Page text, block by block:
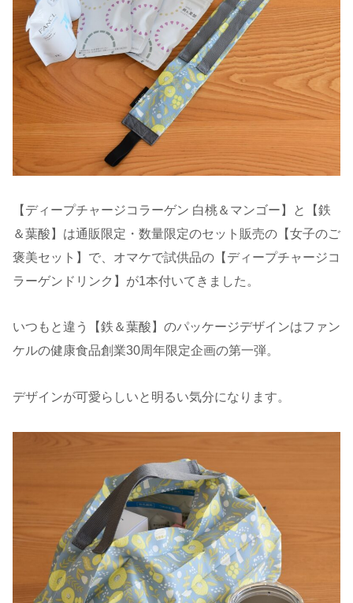
【ディープチャージコラーゲン 白桃＆マンゴー】と【鉄
＆葉酸】は通販限定・数量限定のセット販売の【女子のご
褒美セット】で、オマケで試供品の【ディープチャージコ
ラーゲンドリンク】が1本付いてきました。
いつもと違う【鉄＆葉酸】のパッケージデザインはファン
ケルの健康食品創業30周年限定企画の第一弾。
デザインが可愛らしいと明るい気分になります。